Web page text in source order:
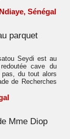
Ndiaye, Sénégal
parquet
Seydi est au
cave du
du tout alors
de Recherches
Mme Diop